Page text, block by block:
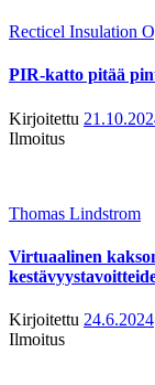
Recticel Insulation
PIR-katto pitää
Kirjoitettu
Ilmoitus
Thomas Lindstrom
Virtuaalinen
Kirjoitettu 24.6.2024
Ilmoitus